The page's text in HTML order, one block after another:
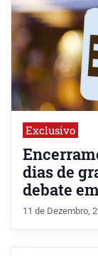
Exclusivo
dias de
debate
11 de Dezembro,